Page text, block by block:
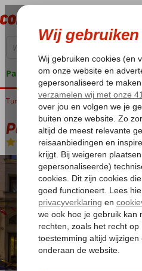
Pakketgarantie
Home
Turkije Istanbul Beyoglu Pera Tulip
Pera Tulip
Logies en ontbijt -Hotel